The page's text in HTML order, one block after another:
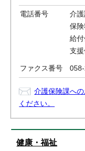
電話番号
介
保
給
支
ファクス番号
介護保険課へ
ください。
健康・福祉